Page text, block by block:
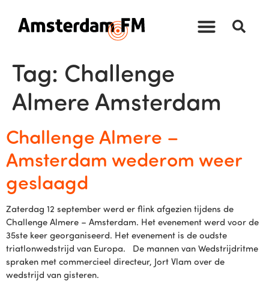
Tag: Challenge
Almere Amsterdam
Challenge Almere –
Amsterdam wederom weer
geslaagd
Zaterdag 12 september werd er flink afgezien tijdens de
Challenge Almere – Amsterdam. Het evenement werd voor de
35ste keer georganiseerd. Het evenement is de oudste
triatlonwedstrijd van Europa. De mannen van Wedstrijdritme
spraken met commercieel directeur, Jort Vlam over de
wedstrijd van gisteren.